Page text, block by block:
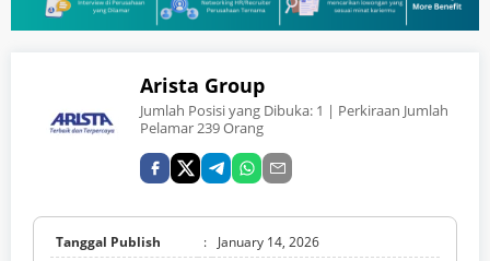
Arista Group
Jumlah Posisi yang Dibuka: 1 | Perkiraan Jumlah
Pelamar 239 Orang
Tanggal Publish : January 14, 2026